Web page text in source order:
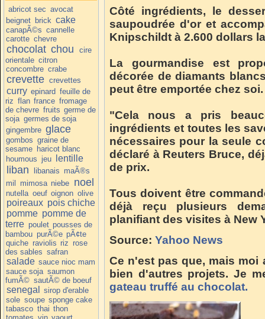
abricot sec avocat
beignet brick cake
canapÃ©s cannelle
carotte chevre
chocolat chou
cire
orientale citron
concombre crabe
crevette crevettes
curry epinard feuille de
riz flan france fromage
de chevre fruits germe de
soja germes de soja
gingembre glace
gombos graine de
sesame haricot blanc
houmous jeu lentille
liban libanais maÃ®s
mil mimosa niebe noel
nutella oeuf oignon olive
poireaux pois chiche
pomme pomme de
terre poulet pousses de
bambou purÃ©e pÃ¢te
quiche raviolis riz rose
des sables safran
salade sauce nioc mam
sauce soja saumon
fumÃ© sautÃ© de boeuf
senegal
sirop d'erable
sole soupe sponge cake
tabasco thai thon
Côté ingrédients, le
saupoudrée d'or et
Knipschildt à 2.600 dollars
La gourmandise est
décorée de diamants
peut être emportée chez soi.
"Cela nous a pris
ingrédients et toutes les
nécessaires pour la seule
déclaré à Reuters Bruce,
de prix.
Tous doivent être
déjà reçu plusieurs
planifiant des visites à New
Source: Yahoo News
Ce n'est pas que, mais
bien d'autres projets. Je
gateau truffé au chocolat.